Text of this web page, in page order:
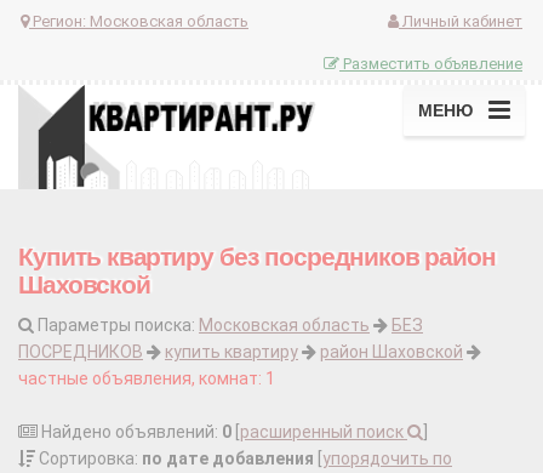
Регион: Московская область Личный кабинет
Разместить объявление
МЕНЮ
Купить квартиру без посредников район
Шаховской
Параметры поиска: Московская область
БЕЗ
ПОСРЕДНИКОВ
купить квартиру
район Шаховской
частные объявления, комнат: 1
Найдено объявлений: 0 расширенный поиск
Сортировка: по дате добавления упорядочить по